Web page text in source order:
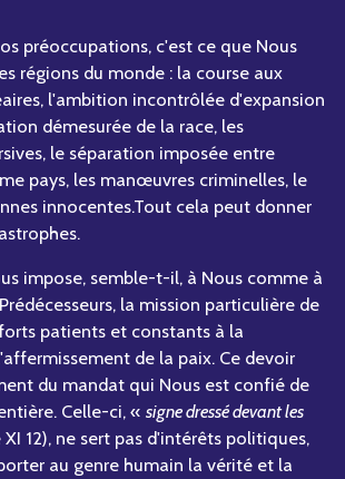
préoccupations, c'est ce que Nous
régions du monde : la course aux
l'ambition incontrôlée d'expansion
démesurée de la race, les
le séparation imposée entre
pays, les manœuvres criminelles, le
innocentes.Tout cela peut donner
impose, semble-t-il, à Nous comme à
la mission particulière de
patients et constants à la
de la paix. Ce devoir
du mandat qui Nous est confié de
Celle-ci, « signe dressé devant les
XI 12), ne sert pas d'intérêts politiques,
au genre humain la vérité et la